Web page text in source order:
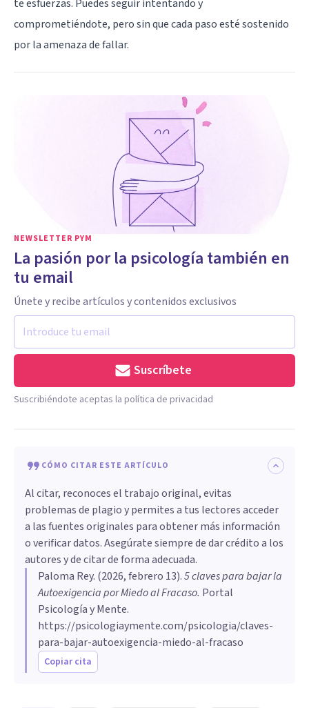
te esfuerzas. Puedes seguir intentando y
comprometiéndote, pero sin que cada paso esté sostenido
por la amenaza de fallar.
NEWSLETTER PYM
La pasión por la psicología también en
tu email
Únete y recibe artículos y contenidos exclusivos
Suscríbete
Suscribiéndote aceptas la política de privacidad
CÓMO CITAR ESTE ARTÍCULO
Al citar, reconoces el trabajo original, evitas
problemas de plagio y permites a tus lectores acceder
a las fuentes originales para obtener más información
o verificar datos. Asegúrate siempre de dar crédito a los
autores y de citar de forma adecuada.
Paloma Rey. (2026, febrero 13).5 claves para bajar la
Autoexigencia por Miedo al Fracaso. Portal
Psicología y Mente.
https://psicologiaymente.com/psicologia/claves-
para-bajar-autoexigencia-miedo-al-fracaso
Copiar cita